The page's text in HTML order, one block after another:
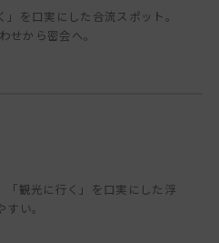
」を口実にした合流スポット。
せから密会へ。
「観光に行く」を口実にした浮
い。